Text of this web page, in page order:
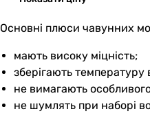
Основні плюси чавунних
мають високу міцність;
зберігають температуру
не вимагають
не шумлять при наборі